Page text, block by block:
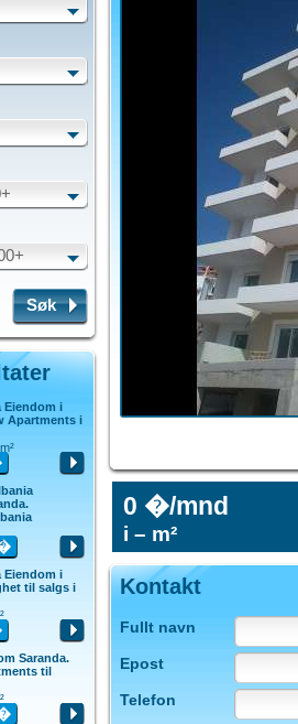
0 �/mnd
i – m²
Kontakt
Fullt navn
Epost
Telefon
Søk
Eiendom i
Apartments i
Eiendom i
til salgs i
Saranda.
til